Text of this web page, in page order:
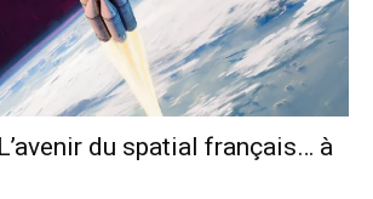
du spatial français… à